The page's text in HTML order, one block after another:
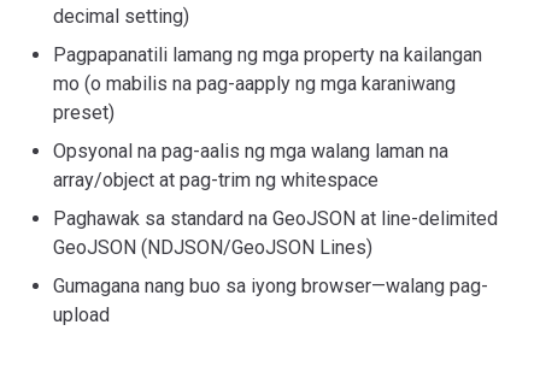
decimal setting)
Pagpapanatili lamang ng mga property na kailangan
mo (o mabilis na pag-aapply ng mga karaniwang
preset)
Opsyonal na pag-aalis ng mga walang laman na
array/object at pag-trim ng whitespace
Paghawak sa standard na GeoJSON at line-delimited
GeoJSON (NDJSON/GeoJSON Lines)
Gumagana nang buo sa iyong browser—walang pag-
upload